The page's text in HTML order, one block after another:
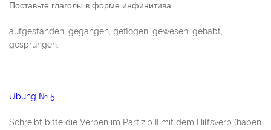
Поставьте глаголы в форме инфинитива.
aufgestanden, gegangen, geflogen, gewesen, gehabt,
gesprungen.
Übung № 5
Schreibt bitte die Verben im Partizip II mit dem Hilfsverb (haben